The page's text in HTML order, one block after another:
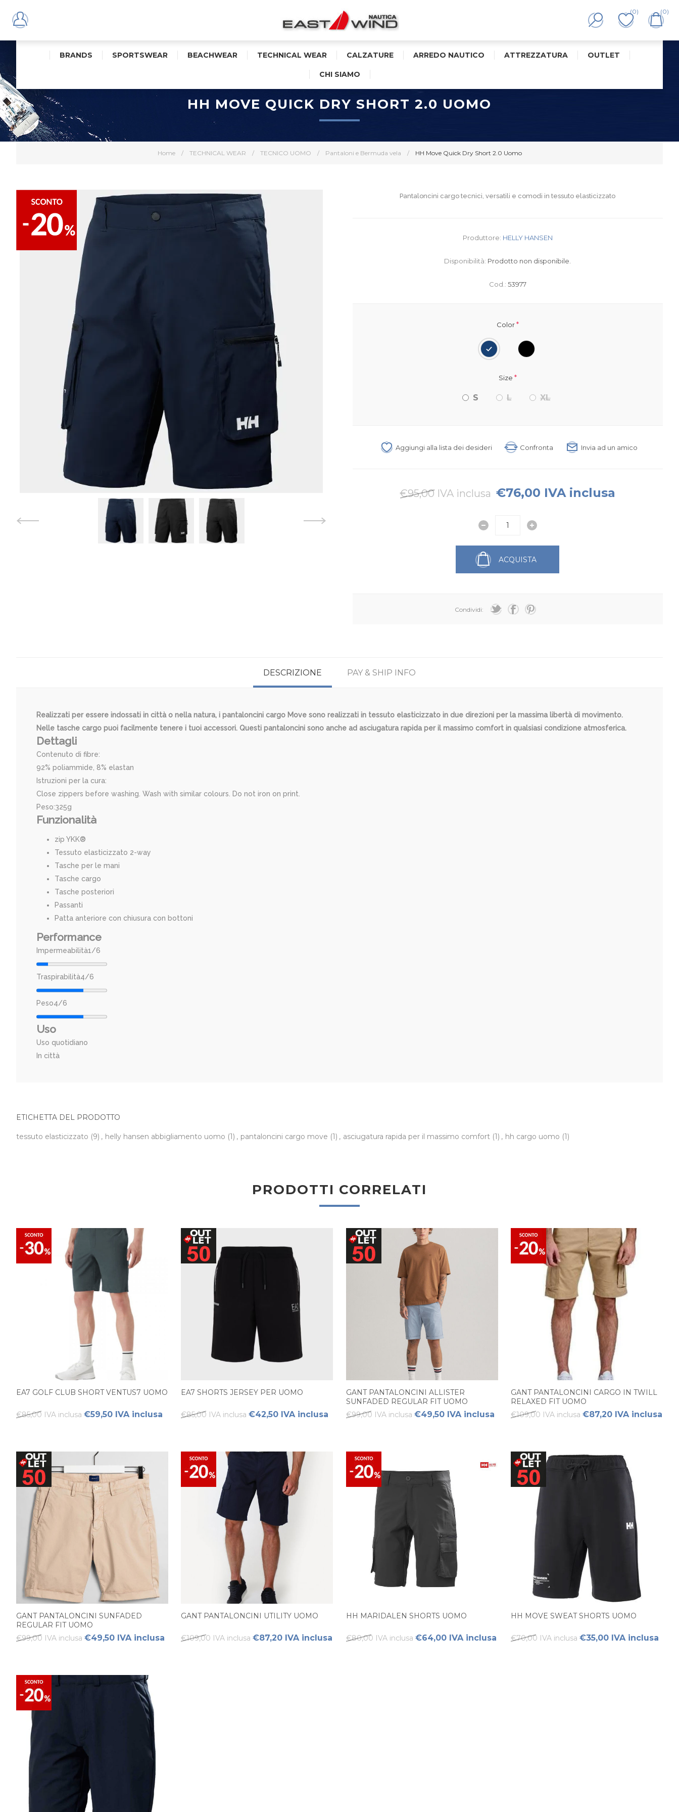
(0) (0)
BRANDS SPORTSWEAR BEACHWEAR TECHNICAL WEAR CALZATURE ARREDO NAUTICO ATTREZZATURA OUTLET
CHI SIAMO
Home / TECHNICAL WEAR / TECNICO UOMO / Pantaloni e Bermuda vela / HH Move Quick Dry Short 2.0 Uomo
HH MOVE QUICK DRY SHORT 2.0 UOMO
Pantaloncini cargo tecnici, versatili e comodi in tessuto elasticizzato
Produttore: HELLY HANSEN
Disponibilità: Prodotto non disponibile.
Cod.: 53977
Color*
Size *
S L XL
Aggiungi alla lista dei desideri Confronta Invia ad un amico
€95,00 IVA inclusa €76,00 IVA inclusa
ACQUISTA
Condividi:
DESCRIZIONE PAY & SHIP INFO
Realizzati per essere indossati in città o nella natura, i pantaloncini cargo Move sono realizzati in tessuto elasticizzato in due direzioni per la massima libertà di movimento.
Nelle tasche cargo puoi facilmente tenere i tuoi accessori. Questi pantaloncini sono anche ad asciugatura rapida per il massimo comfort in qualsiasi condizione atmosferica.
Dettagli
Contenuto di fibre:
92% poliammide, 8% elastan
Istruzioni per la cura:
Close zippers before washing. Wash with similar colours. Do not iron on print.
Peso:325g
Funzionalità
zip YKK®
Tessuto elasticizzato 2-way
Tasche per le mani
Tasche cargo
Tasche posteriori
Passanti
Patta anteriore con chiusura con bottoni
Performance
Impermeabilità1/6
Traspirabilità4/6
Peso4/6
Uso
Uso quotidiano
In città
ETICHETTA DEL PRODOTTO
tessuto elasticizzato (9) , helly hansen abbigliamento uomo (1) , pantaloncini cargo move (1) , asciugatura rapida per il massimo comfort (1) , hh cargo uomo (1)
PRODOTTI CORRELATI
EA7 GOLF CLUB SHORT VENTUS7 UOMO
€85,00 IVA inclusa €59,50 IVA inclusa
EA7 SHORTS JERSEY PER UOMO
€85,00 IVA inclusa €42,50 IVA inclusa
GANT PANTALONCINI ALLISTER
SUNFADED REGULAR FIT UOMO
€99,00 IVA inclusa €49,50 IVA inclusa
GANT PANTALONCINI CARGO IN TWILL
RELAXED FIT UOMO
€109,00 IVA inclusa €87,20 IVA inclusa
GANT PANTALONCINI SUNFADED
REGULAR FIT UOMO
€99,00 IVA inclusa €49,50 IVA inclusa
GANT PANTALONCINI UTILITY UOMO
€109,00 IVA inclusa €87,20 IVA inclusa
HH MARIDALEN SHORTS UOMO
€80,00 IVA inclusa €64,00 IVA inclusa
HH MOVE SWEAT SHORTS UOMO
€70,00 IVA inclusa €35,00 IVA inclusa